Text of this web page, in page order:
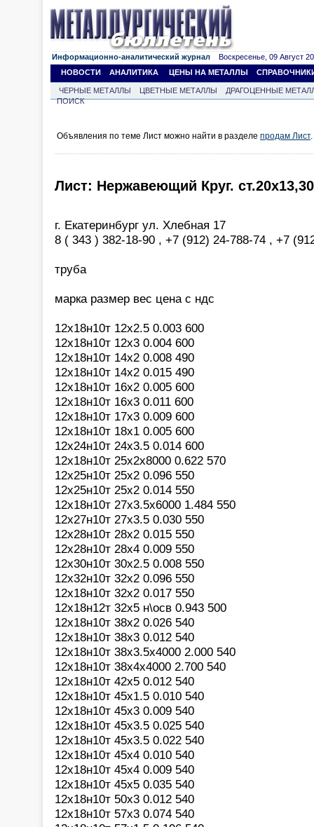
Информационно-аналитический журнал Воскресенье, 09 Август
НОВОСТИ
АНАЛИТИКА ЦЕНЫ НА МЕТАЛЛЫ
ЧЕРНЫЕ МЕТАЛЛЫ ЦВЕТНЫЕ МЕТАЛЛЫ
ДРАГОЦЕННЫЕ
ПОИСК
Объявления по теме Лист можно найти в разделе продам Лист.
Лист: Нержавеющий Круг.
г. Екатеринбург ул. Хлебная 17
8 ( 343 ) 382-18-90 , +7 (912) 24-788-74 , +7
труба
марка размер вес цена с ндс
12х18н10т 12х2.5 0.003 600
12х18н10т 12х3 0.004 600
12х18н10т 14х2 0.008 490
12х18н10т 14х2 0.015 490
12х18н10т 16х2 0.005 600
12х18н10т 16х3 0.011 600
12х18н10т 17х3 0.009 600
12х18н10т 18х1 0.005 600
12х24н10т 24х3.5 0.014 600
12х18н10т 25х2х8000 0.622 570
12х25н10т 25х2 0.096 550
12х25н10т 25х2 0.014 550
12х18н10т 27х3.5х6000 1.484 550
12х27н10т 27х3.5 0.030 550
12х28н10т 28х2 0.015 550
12х28н10т 28х4 0.009 550
12х30н10т 30х2.5 0.008 550
12х32н10т 32х2 0.096 550
12х18н10т 32х2 0.017 550
12х18н12т 32х5 н\осв 0.943 500
12х18н10т 38х2 0.026 540
12х18н10т 38х3 0.012 540
12х18н10т 38х3.5х4000 2.000 540
12х18н10т 38х4х4000 2.700 540
12х18н10т 42х5 0.012 540
12х18н10т 45х1.5 0.010 540
12х18н10т 45х3 0.009 540
12х18н10т 45х3.5 0.025 540
12х18н10т 45х3.5 0.022 540
12х18н10т 45х4 0.010 540
12х18н10т 45х4 0.009 540
12х18н10т 45х5 0.035 540
12х18н10т 50х3 0.012 540
12х18н10т 57х3 0.074 540